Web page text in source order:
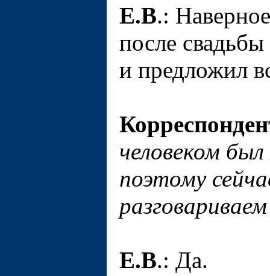
Е.В.:
после
и предложил
человеком
поэтому
Е.В.: Да.